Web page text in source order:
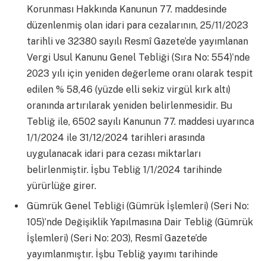
Korunması Hakkında Kanunun 77. maddesinde
düzenlenmiş olan idari para cezalarının, 25/11/2023
tarihli ve 32380 sayılı Resmî Gazete’de yayımlanan
Vergi Usul Kanunu Genel Tebliği (Sıra No: 554)’nde
2023 yılı için yeniden değerleme oranı olarak tespit
edilen % 58,46 (yüzde elli sekiz virgül kırk altı)
oranında artırılarak yeniden belirlenmesidir. Bu
Tebliğ ile, 6502 sayılı Kanunun 77. maddesi uyarınca
1/1/2024 ile 31/12/2024 tarihleri arasında
uygulanacak idari para cezası miktarları
belirlenmiştir. İşbu Tebliğ 1/1/2024 tarihinde
yürürlüğe girer.
Gümrük Genel Tebliği (Gümrük İşlemleri) (Seri No:
105)’nde Değişiklik Yapılmasına Dair Tebliğ (Gümrük
İşlemleri) (Seri No: 203), Resmî Gazete’de
yayımlanmıştır. İşbu Tebliğ yayımı tarihinde